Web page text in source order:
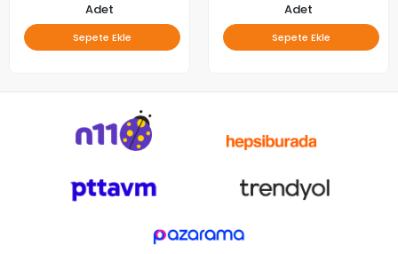
Adet
Sepete Ekle
Adet
Sepete Ekle